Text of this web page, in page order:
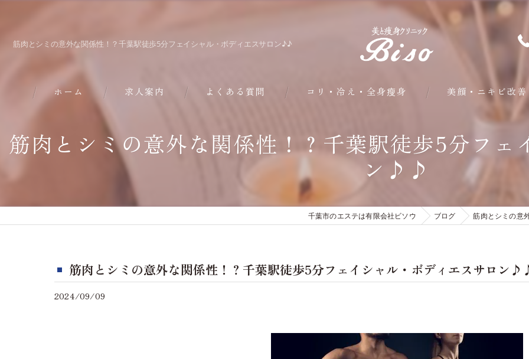
筋肉とシミの意外な関係性！？千葉駅徒歩5分フェイシャル・ボディエスサロン♪♪
ホーム 求人案内 よくある質問 コリ・冷え・全身瘦身
部分・下半身瘦身
クールシェイプ部分瘦身
美顔・ニキビ改善
筋肉とシミの意外な関係性！？千葉駅徒歩5分フェ
ン♪♪
千葉市のエステは有限会社ビソウ ブログ 筋肉とシミの意
筋肉とシミの意外な関係性！？千葉駅徒歩5分フェイシャル・ボディエスサロン
2024/09/09